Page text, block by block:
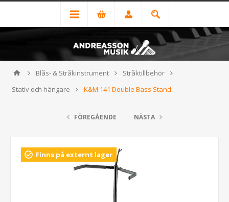
Blås- & Stråkinstrument
Stråktillbehör
Stativ och hängare
K&M 141 Double Bass Stand
FÖREGÅENDE NÄSTA
Finns på externt lager